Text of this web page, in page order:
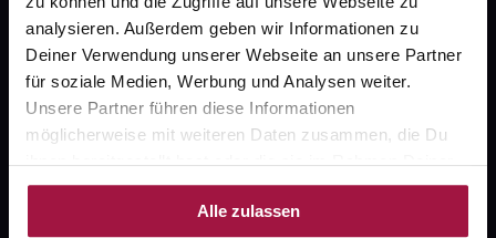
analysieren. Außerdem geben wir Informationen zu
Deiner Verwendung unserer Webseite an unsere Partner
für soziale Medien, Werbung und Analysen weiter.
Unsere Partner führen diese Informationen
möglicherweise mit weiteren Daten zusammen, die Du
ihnen bereitgestellt hast oder die sie im Rahmen Deiner
Nutzung der Dienste gesammelt haben.
Alle zulassen
Fragen zu Deiner Bestellung?